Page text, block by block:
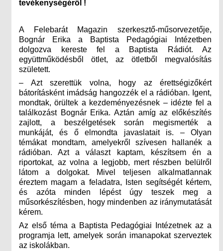
tevékenységéről !
A Felebarát Magazin szerkesztő-műsorvezetője,
Bognár Erika a Baptista Pedagógiai Intézetben
dolgozva kereste fel a Baptista Rádiót. Az
együttműködésből ötlet, az ötletből megvalósítás
született.
– Azt szerettük volna, hogy az érettségizőkért
bátorításként imádság hangozzék el a rádióban. Igent,
mondtak, örültek a kezdeményezésnek – idézte fel a
találkozást Bognár Erika. Aztán amíg az előkészítés
zajlott, a beszélgetések során megismerték a
munkáját, és ő elmondta javaslatait is. – Olyan
témákat mondtam, amelyekről szívesen hallanék a
rádióban. Azt a választ kaptam, készítsem én a
riportokat, az volna a legjobb, mert részben belülről
látom a dolgokat. Mivel teljesen alkalmatlannak
éreztem magam a feladatra, Isten segítségét kértem,
és azóta minden lépést úgy teszek meg a
műsorkészítésben, hogy mindenben az iránymutatását
kérem.
Az első téma a Baptista Pedagógiai Intézetnek az a
programja lett, amelyek során imanapokat szerveztek
az iskolákban.